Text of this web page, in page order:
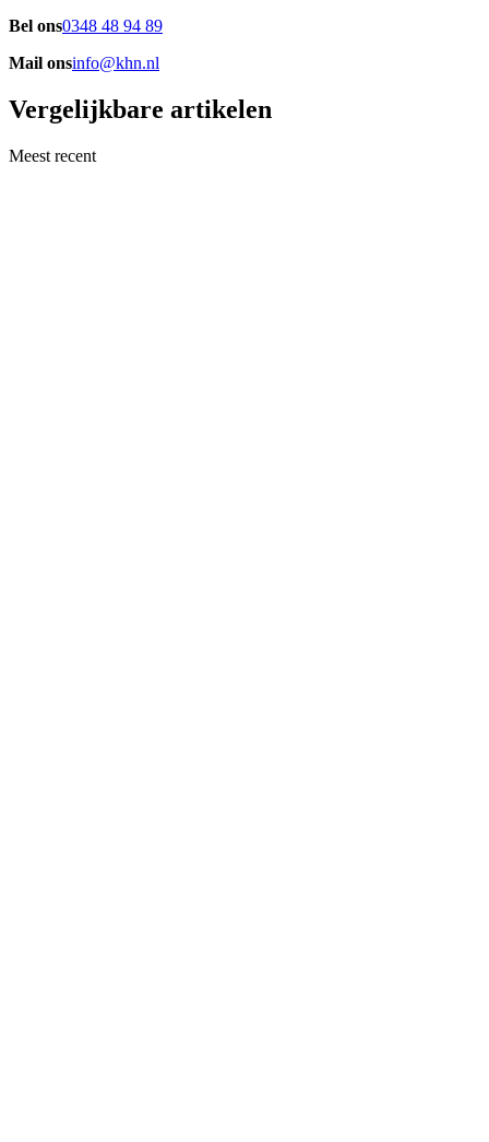
Bel ons0348 48 94 89
Mail onsinfo@khn.nl
Vergelijkbare artikelen
Meest recent